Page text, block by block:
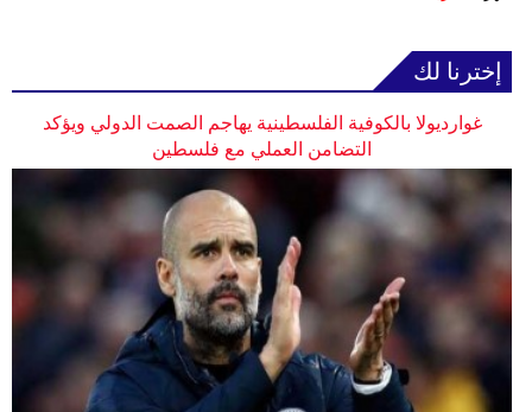
إخترنا لك
غوارديولا بالكوفية الفلسطينية يهاجم الصمت الدولي ويؤكد
التضامن العملي مع فلسطين